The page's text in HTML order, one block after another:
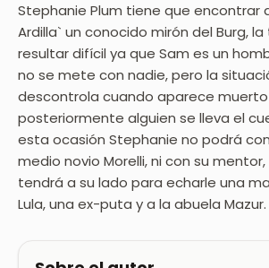
Stephanie Plum tiene que encontrar
Ardilla` un conocido mirón del Burg,
resultar difícil ya que Sam es un
no se mete con nadie, pero la
descontrola cuando aparece
posteriormente alguien se lleva el
esta ocasión Stephanie no podrá
medio novio Morelli, ni con su mentor,
tendrá a su lado para echarle una
Lula, una ex-puta y a la abuela Mazur.